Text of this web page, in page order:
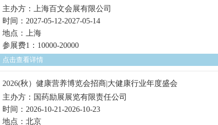
主办方：上海百文会展有限公司
时间：2027-05-12-2027-05-14
地点：上海
参展费1：10000-20000
点击查看详情
2026(秋）健康营养博览会招商|大健康行业年度盛会
主办方：国药励展展览有限责任公司
时间：2026-10-21-2026-10-23
地点：北京